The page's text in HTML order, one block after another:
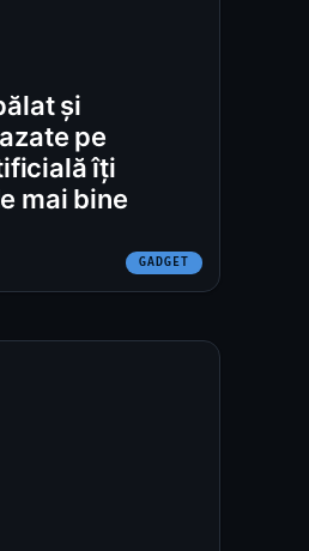
și
pe
îți
mai bine
GADGET